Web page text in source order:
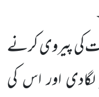
کی پیروی کرنے
اور اس کی